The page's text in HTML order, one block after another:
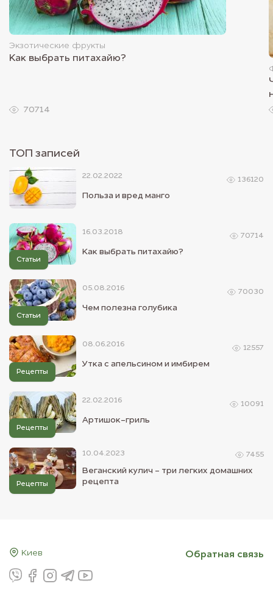
Экзотические фрукты
Как выбрать питахайю?
70714
ТОП записей
22.02.2022
Польза и вред манго
136120
16.03.2018
Статьи
Как выбрать питахайю?
70714
05.08.2016
Статьи
Чем полезна голубика
70030
08.06.2016
Рецепты
Утка с апельсином и имбирем
12557
22.02.2016
Рецепты
Артишок-гриль
10091
10.04.2023
Рецепты
Веганский кулич - три легких домашних
рецепта
7455
Киев Обратная связь